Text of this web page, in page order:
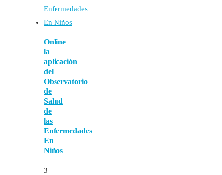
Online
la
aplicación
del
Observatorio
de
Salud
de
las
Enfermedades
En
Niños
3